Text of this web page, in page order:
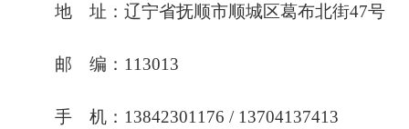
地 址：辽宁省抚顺市顺城区葛布北街47号
邮 编：113013
手 机：13842301176 / 13704137413